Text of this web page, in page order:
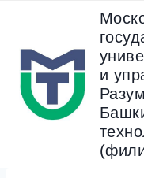
содержанию
и